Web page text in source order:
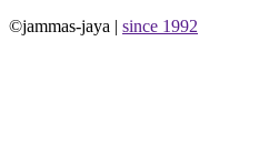
©jammas-jaya | since 1992